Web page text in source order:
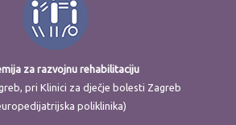
za razvojnu rehabilitaciju
pri Klinici za dječje bolesti Zagreb
poliklinika)